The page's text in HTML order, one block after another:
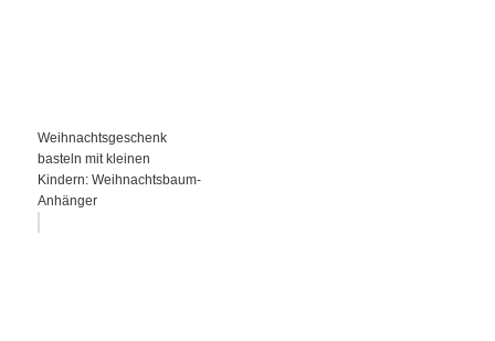
Weihnachtsgeschenk
basteln mit kleinen
Kindern: Weihnachtsbaum-
Anhänger